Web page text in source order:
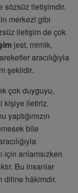
sözsüz iletişimdir.
merkezi gibi
iletişim de çok
jest, mimik,
aracılığıyla
şeklidir.
çok duyguyu,
kişiye iletiriz.
bile
için anlamsızken
Bu insanlar
diline hâkimdir.